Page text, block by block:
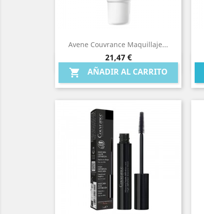
Avene Couvrance Maquillaje...
Precio
21,47 €
 AÑADIR AL CARRITO
Vista rápida